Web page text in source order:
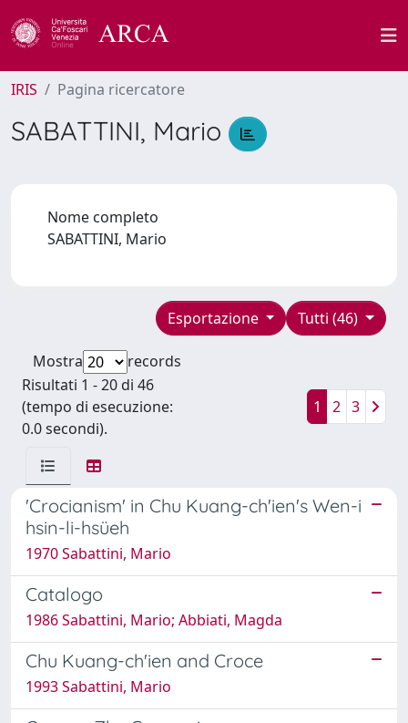
IRIS Pagina ricercatore
SABATTINI, Mario
Nome completo
SABATTINI, Mario
Tutti (46)
Esportazione
Mostra
records
Risultati 1 - 20 di 46
(tempo di esecuzione:
0.0 secondi).
1 2 3
'Crocianism' in Chu Kuang-ch'ien's Wen-i
hsin-li-hsüeh
1970 Sabattini, Mario
Catalogo
1986 Sabattini, Mario; Abbiati, Magda
Chu Kuang-ch'ien and Croce
1993 Sabattini, Mario